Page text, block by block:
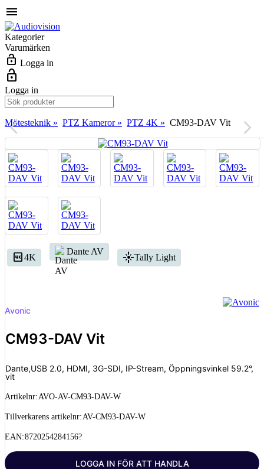
menu
Kategorier
Varumärken
lock_open Logga in
lock_open
Logga in
Mötesteknik » PTZ Kameror » PTZ 4K » CM93-DAV Vit
arrow_back_ios arrow_forward_ios
4K4K
Dante AV flareTally Light
Avonic
CM93-DAV Vit
Dante,USB 2.0, HDMI, 3G-SDI, IP-Stream, Öppningsvinkel 59.2°,
vit
Artikelnr:AVO-AV-CM93-DAV-W
Tillverkarens artikelnr:AV-CM93-DAV-W
EAN:8720254284156?
LOGGA IN FÖR ATT HANDLA